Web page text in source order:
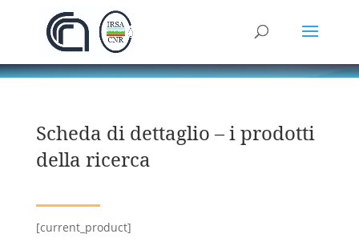
Scheda di dettaglio – i prodotti
della ricerca
[current_product]